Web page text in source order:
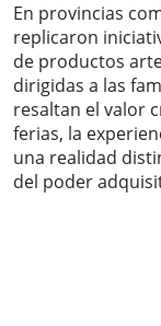
En provincias
replicaron
de productos
dirigidas a las
resaltan el valor
ferias, la
una realidad
del poder